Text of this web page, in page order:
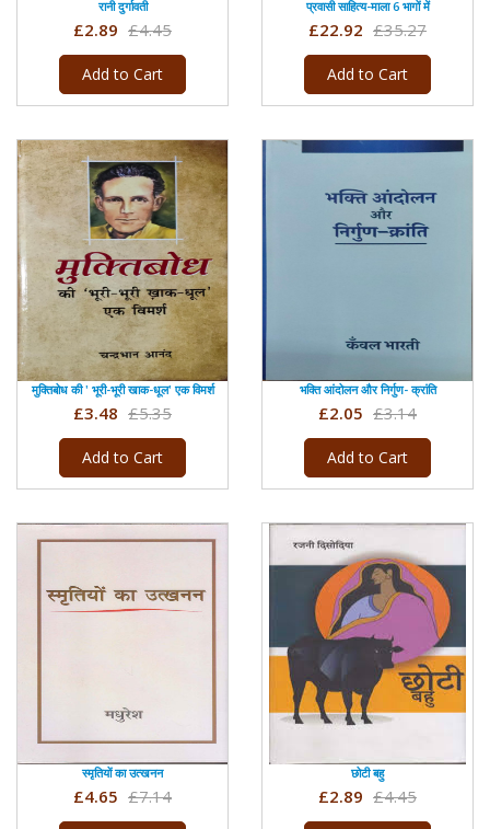
रानी दुर्गावती
£2.89 £4.45
Add to Cart
प्रवासी साहित्य-माला 6 भागों में
£22.92 £35.27
Add to Cart
मुक्तिबोध की ' भूरी-भूरी खाक-धूल' एक विमर्श
£3.48 £5.35
Add to Cart
भक्ति आंदोलन और निर्गुण- क्रांति
£2.05 £3.14
Add to Cart
स्मृतियों का उत्खनन
£4.65 £7.14
छोटी बहु
£2.89 £4.45